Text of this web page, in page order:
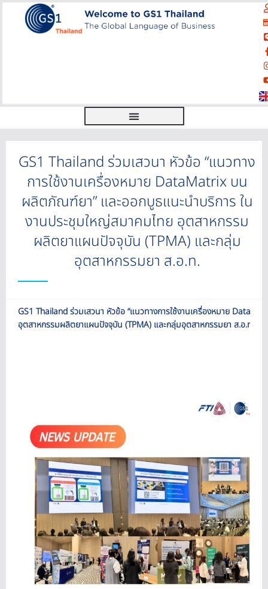
GS1 Thailand ร่วมเสวนา หัวข้อ “แนวทาง
การใช้งานเครื่องหมาย DataMatrix บน
ผลิตภัณฑ์ยา” และออกบูธแนะนำบริการ ใน
งานประชุมใหญ่สมาคมไทย อุตสาหกรรม
ผลิตยาแผนปัจจุบัน (TPMA) และกลุ่ม
อุตสาหกรรมยา ส.อ.ท.
GS1 Thailand ร่วมเสวนา หัวข้อ “แนวทางการใช้งานเครื่องหมาย
อุตสาหกรรมผลิตยาแผนปัจจุบัน (TPMA) และกลุ่มอุตสาหกรรมยา ส.อ.ท.